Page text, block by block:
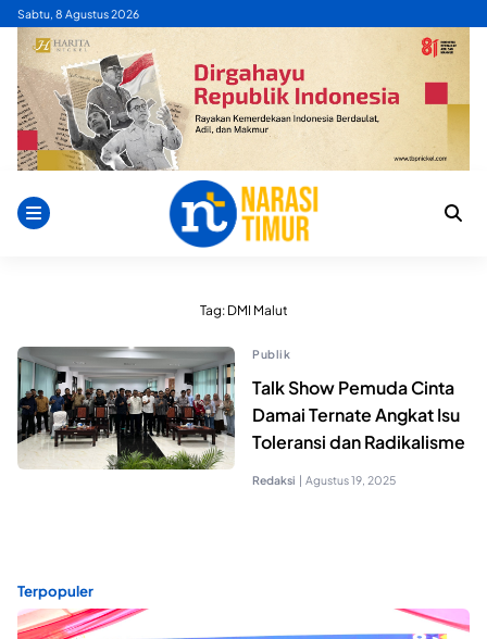
Skip
content
Sabtu, 8 Agustus 2026
Tag: DMI Malut
Publik
Talk Show Pemuda Cinta
Damai Ternate Angkat Isu
Toleransi dan Radikalisme
Redaksi | Agustus 19, 2025
Terpopuler